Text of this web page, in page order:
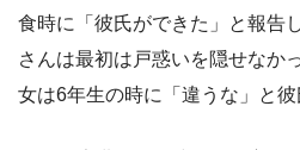
食時に「彼氏ができた」と報告
さんは最初は戸惑いを隠せなか
女は6年生の時に「違うな」と彼